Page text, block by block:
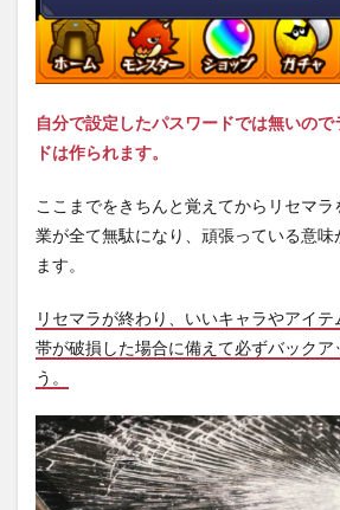
自分で設定したパスワードでは無いの
ドは作られます。
ここまでをきちんと覚えてからリセマ
業が全て無駄になり、頑張っている意
ます。
リセマラが終わり、いいキャラやアイ
帯が破損した場合に備えて必ずバックア
う。